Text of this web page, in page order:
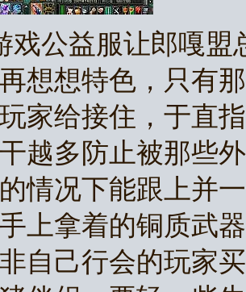
戏公益服让郎嘎
想想特色，只有
家给接住，于直
越多防止被那些
情况下能跟上并
上拿着的铜质武
自己行会的玩家